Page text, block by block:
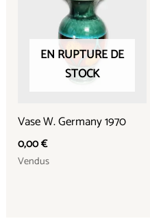
EN RUPTURE DE
STOCK
Vase W. Germany 1970
0,00€
Vendus